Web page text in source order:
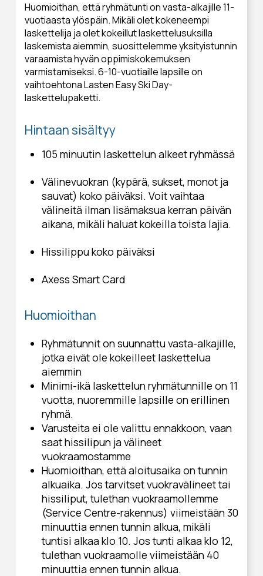
Huomioithan, että ryhmätunti on vasta-alkajille 11-
vuotiaasta ylöspäin. Mikäli olet kokeneempi
laskettelija ja olet kokeillut laskettelusuksilla
laskemista aiemmin, suosittelemme yksityistunnin
varaamista hyvän oppimiskokemuksen
varmistamiseksi. 6-10-vuotiaille lapsille on
vaihtoehtona Lasten Easy Ski Day-
laskettelupaketti.
Hintaan sisältyy
105 minuutin laskettelun alkeet ryhmässä
Välinevuokran (kypärä, sukset, monot ja
sauvat) koko päiväksi. Voit vaihtaa
välineitä ilman lisämaksua kerran päivän
aikana, mikäli haluat kokeilla toista lajia.
Hissilippu koko päiväksi
Axess Smart Card
Huomioithan
Ryhmätunnit on suunnattu vasta-alkajille,
jotka eivät ole kokeilleet laskettelua
aiemmin
Minimi-ikä laskettelun ryhmätunnille on 11
vuotta, nuoremmille lapsille on erillinen
ryhmä.
Varusteita ei ole valittu ennakkoon, vaan
saat hissilipun ja välineet
vuokraamostamme
Huomioithan, että aloitusaika on tunnin
alkuaika. Jos tarvitset vuokravälineet tai
hissiliput, tulethan vuokraamollemme
(Service Centre-rakennus) viimeistään 30
minuuttia ennen tunnin alkua, mikäli
tuntisi alkaa klo 10. Jos tunti alkaa klo 12,
tulethan vuokraamolle viimeistään 40
minuuttia ennen tunnin alkua.